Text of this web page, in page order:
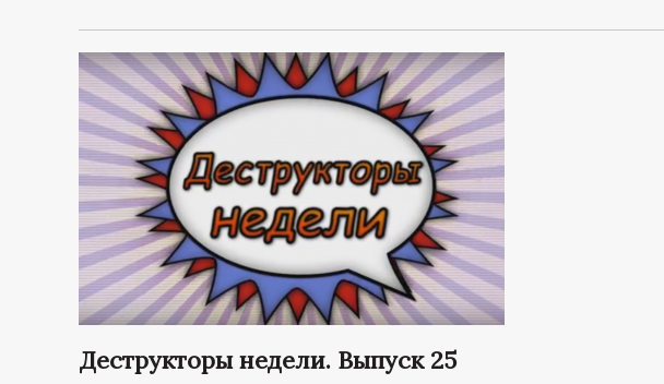
Деструкторы недели. Выпуск 25